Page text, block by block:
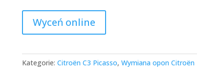
Wyceń online
Kategorie: Citroën C3 Picasso, Wymiana opon Citroën